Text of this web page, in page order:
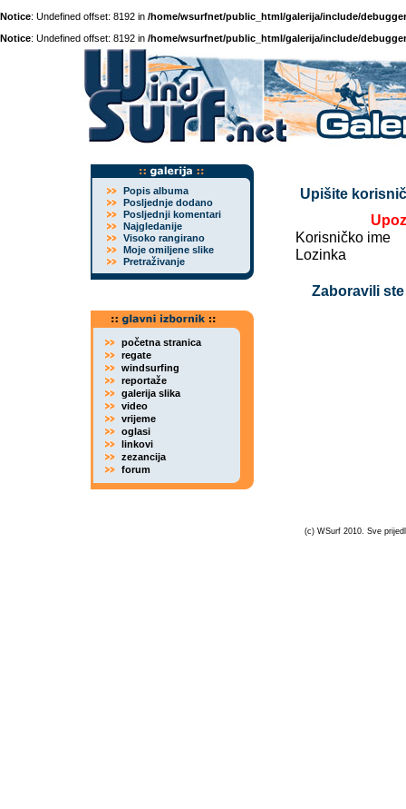
Notice: Undefined offset: 8192 in /home/wsurfnet/public_html/galerija/include/
Notice: Undefined offset: 8192 in /home/wsurfnet/public_html/galerija/include/
Popis albuma
Posljednje dodano
Posljednji komentari
Najgledanije
Visoko rangirano
Moje omiljene slike
Pretraživanje
početna stranica
regate
windsurfing
reportaže
galerija slika
video
vrijeme
oglasi
linkovi
zezancija
forum
Upišite
Korisničko ime
Lozinka
Zaboravili
(c) WSurf 2010. Sve